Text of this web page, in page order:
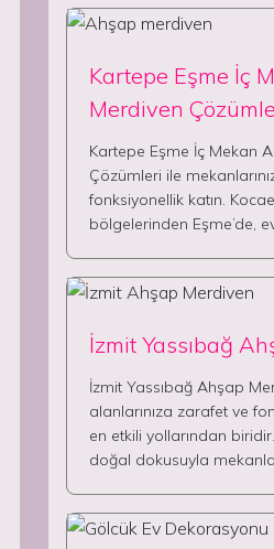
Kartepe Eşme İç
Merdiven
Kartepe Eşme İç Mekan
Çözümleri ile
fonksiyonellik katın.
bölgelerinden Eşme’de,
İzmit Yassıbağ
İzmit Yassıbağ Ahşap
alanlarınıza zarafet ve
en etkili yollarından biridir.
doğal dokusuyla